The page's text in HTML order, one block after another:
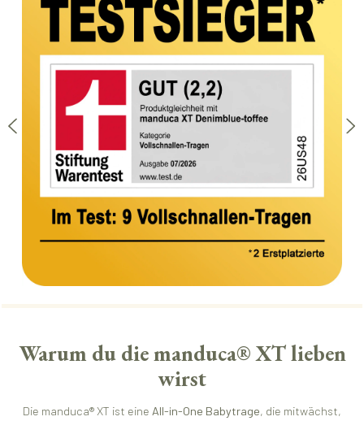
Warum du die manduca® XT lieben
wirst
Die manduca® XT ist eine All-in-One Babytrage, die mitwächst,